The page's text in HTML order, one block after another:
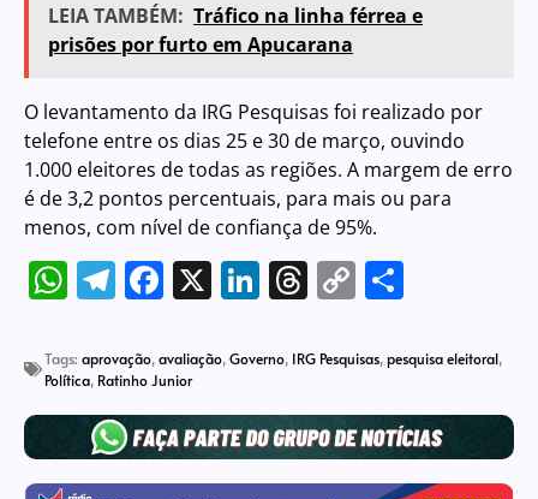
LEIA TAMBÉM: Tráfico na linha férrea e
prisões por furto em Apucarana
O levantamento da IRG Pesquisas foi realizado por
telefone entre os dias 25 e 30 de março, ouvindo
1.000 eleitores de todas as regiões. A margem de erro
é de 3,2 pontos percentuais, para mais ou para
menos, com nível de confiança de 95%.
WhatsApp
Telegram
Facebook
X LinkedIn
Threads
Copy
Link
Tags: aprovação,avaliação,Governo, IRG Pesquisas,pesquisa eleitoral,
Política, Ratinho Junior